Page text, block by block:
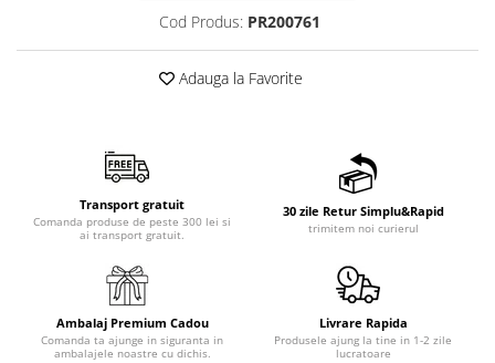
Cod Produs: PR200761
Adauga la Favorite
Transport gratuit
Comanda produse de peste 300 lei si
ai transport gratuit.
30 zile Retur Simplu&Rapid
trimitem noi curierul
Ambalaj Premium Cadou
Comanda ta ajunge in siguranta in
ambalajele noastre cu dichis.
Livrare Rapida
Produsele ajung la tine in 1-2 zile
lucratoare